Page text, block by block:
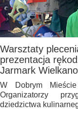
Warsztaty
prezentacja
Jarmark
W Dobrym
Organizatorzy
dziedzictwa